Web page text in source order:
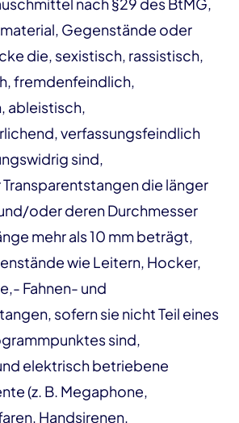
Gegenstände oder
die, sexistisch, rassistisch,
fremdenfeindlich,
ableistisch,
verfassungsfeindlich
sind,
die länger
oder deren Durchmesser
mehr als 10 mm beträgt,
wie Leitern, Hocker,
Fahnen- und
sofern sie nicht Teil eines
sind,
elektrisch betriebene
(z. B. Megaphone,
Handsirenen,